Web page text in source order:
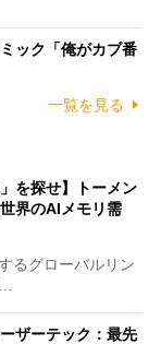
ック「俺がカブ番
一覧を見る
を探せ】トーメン
界のAIメモリ需
るグローバルリン
ザーテック：最先